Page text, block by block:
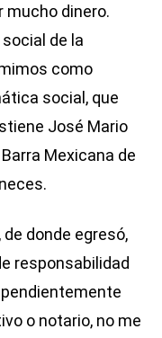
mucho dinero.
de la
como
social, que
José Mario
Mexicana de
de donde egresó,
responsabilidad
o notario, no me